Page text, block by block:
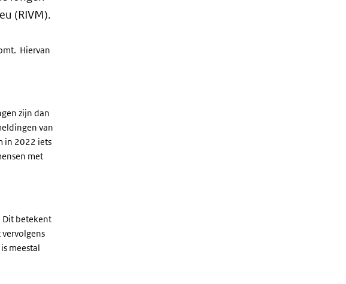
(RIVM).
Hiervan
zijn dan
van
in 2022 iets
met
Dit betekent
meestal